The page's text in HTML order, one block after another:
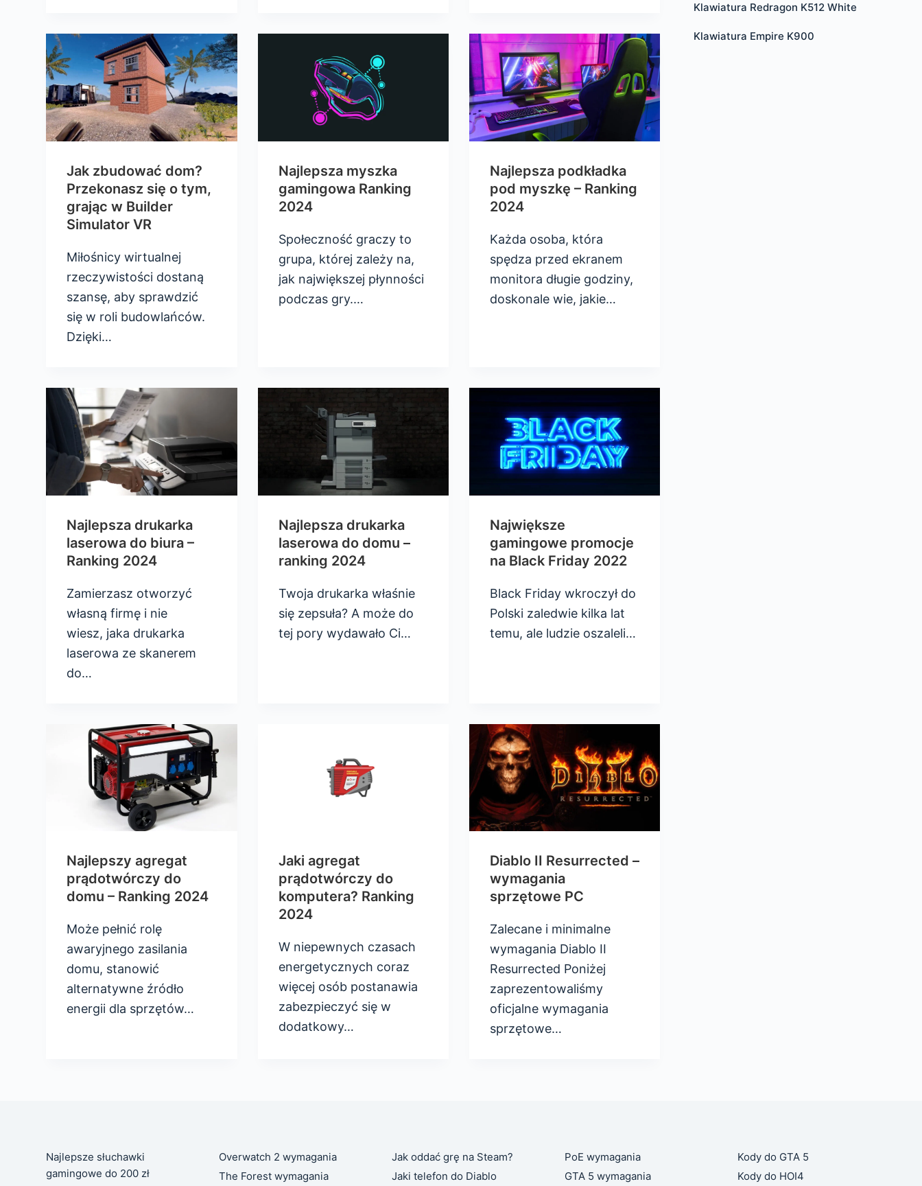
Jak zbudować dom?
Przekonasz się o tym,
grając w Builder
Simulator VR
Miłośnicy wirtualnej
rzeczywistości dostaną
szansę, aby sprawdzić
się w roli budowlańców.
Dzięki…
Najlepsza myszka
gamingowa Ranking
2024
Społeczność graczy to
grupa, której zależy na,
jak największej płynności
podczas gry.…
Najlepsza podkładka
pod myszkę – Ranking
2024
Każda osoba, która
spędza przed ekranem
monitora długie godziny,
doskonale wie, jakie…
Najlepsza drukarka
laserowa do biura –
Ranking 2024
Zamierzasz otworzyć
własną firmę i nie
wiesz, jaka drukarka
laserowa ze skanerem
do…
Najlepsza drukarka
laserowa do domu –
ranking 2024
Twoja drukarka właśnie
się zepsuła? A może do
tej pory wydawało Ci…
Największe
gamingowe promocje
na Black Friday 2022
Black Friday wkroczył do
Polski zaledwie kilka lat
temu, ale ludzie oszaleli…
Najlepszy agregat
prądotwórczy do
domu – Ranking 2024
Może pełnić rolę
awaryjnego zasilania
domu, stanowić
alternatywne źródło
energii dla sprzętów…
Jaki agregat
prądotwórczy do
komputera? Ranking
2024
W niepewnych czasach
energetycznych coraz
więcej osób postanawia
zabezpieczyć się w
dodatkowy…
Diablo II Resurrected –
wymagania
sprzętowe PC
Zalecane i minimalne
wymagania Diablo II
Resurrected Poniżej
zaprezentowaliśmy
oficjalne wymagania
sprzętowe…
Klawiatura Redragon K512 White
Klawiatura Empire K900
Najlepsze słuchawki
gamingowe do 200 zł
Overwatch 2 wymagania
The Forest wymagania
Jak oddać grę na Steam?
Jaki telefon do Diablo
PoE wymagania
GTA 5 wymagania
Kody do GTA 5
Kody do HOI4